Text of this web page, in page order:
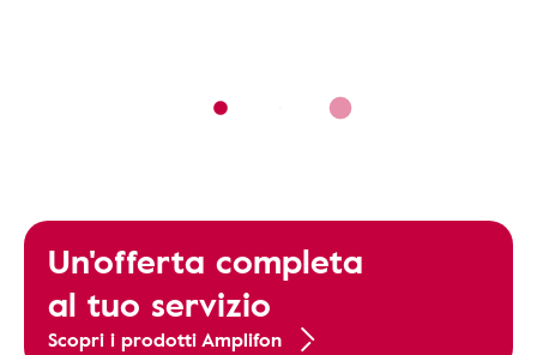
Un'offerta completa
al tuo servizio
Scopri i prodotti Amplifon